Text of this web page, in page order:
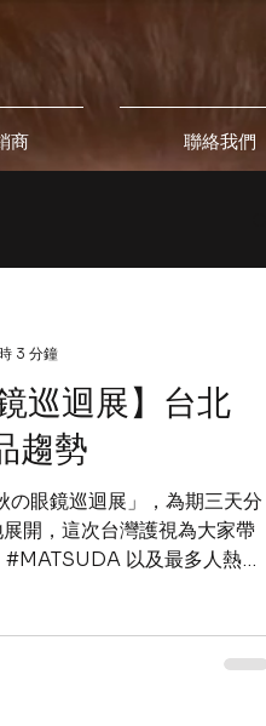
商 聯絡我們
巡迴展】台北
趨勢
眼鏡巡迴展」，為期三天分
開，這次台灣護視為大家帶
以及最多人熱議
3 分鐘